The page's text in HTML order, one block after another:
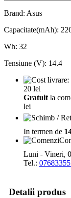
Brand: Asus
Capacitate(mAh):
Wh: 32
Tensiune (V): 14.4
20 lei
Gratuit la
lei
In termen de
Luni - Vineri,
Tel.:
Detalii produs